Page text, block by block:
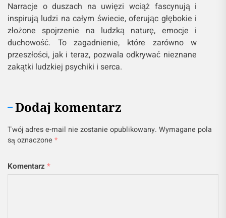
Narracje o duszach na uwięzi wciąż fascynują i
inspirują ludzi na całym świecie, oferując głębokie i
złożone spojrzenie na ludzką naturę, emocje i
duchowość. To zagadnienie, które zarówno w
przeszłości, jak i teraz, pozwala odkrywać nieznane
zakątki ludzkiej psychiki i serca.
Dodaj komentarz
Twój adres e-mail nie zostanie opublikowany. Wymagane pola
są oznaczone *
Komentarz *